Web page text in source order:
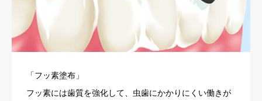
「フッ素塗布」
フッ素には歯質を強化して、虫歯にかかりにくい働きが